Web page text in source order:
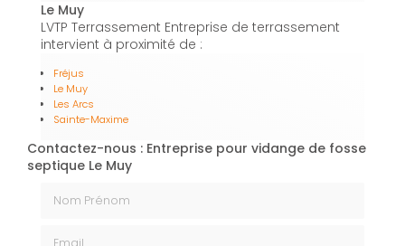
Le Muy
LVTP Terrassement Entreprise de terrassement
intervient à proximité de :
Fréjus
Le Muy
Les Arcs
Sainte-Maxime
Contactez-nous : Entreprise pour vidange de fosse
septique Le Muy